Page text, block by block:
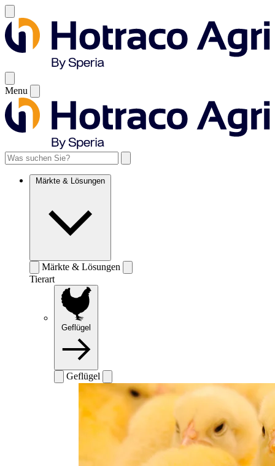
Menu
Märkte & Lösungen
Märkte & Lösungen
Tierart
Geflügel
Geflügel